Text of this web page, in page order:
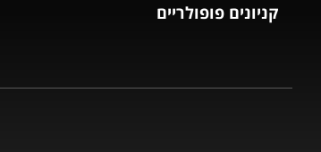
קניונים פופולריים